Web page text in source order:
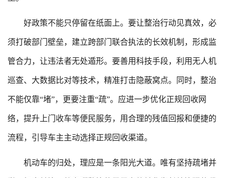
好政策不能只停留在纸面上。要让整治行动见真效，必
须打破部门壁垒，建立跨部门联合执法的长效机制，形成监
管合力，让违法者无处遁形。要善用科技手段，利用无人机
巡查、大数据比对等技术，精准打击隐蔽窝点。同时，整治
不能仅靠“堵”，更要注重“疏”。应进一步优化正规回收网
络，提升上门收车等便民服务，用合理的残值回报和便捷的
流程，引导车主主动选择正规回收渠道。
机动车的归处，理应是一条阳光大道。唯有坚持疏堵并